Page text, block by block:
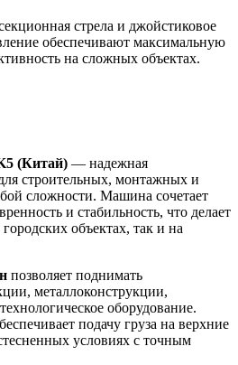
стрела и джойстиковое
обеспечивают максимальную
на сложных объектах.
(Китай) — надежная
строительных, монтажных и
сложности. Машина сочетает
и стабильность, что делает
объектах, так и на
позволяет поднимать
металлоконструкции,
оборудование.
подачу груза на верхние
условиях с точным